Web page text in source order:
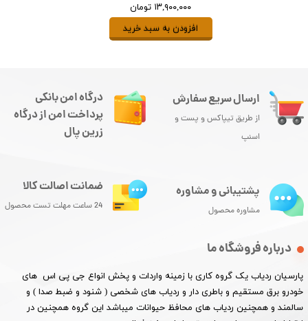
۱۳,۹۰۰,۰۰۰ تومان
افزودن به سبد خرید
ارسال سریع سفارش
از طریق تیپاکس و پست و
اسنپ
درباره فروشگاه ما
پارسیان ردیاب یک گروه کاری با زمینه واردات و پخش انواع جی پی اس های
خودرو برق مستقیم و باطری دار و ردیاب های شخصی ( شنود و ضبط صدا ) و
سالمند و همچنین ردیاب های محافظ حیوانات میباشد این گروه همچنین در
درگاه امن بانکی
پرداخت امن از درگاه
زرین پال
پشتیبانی و مشاوره
مشاوره محصول
ضمانت اصالت کالا
24 ساعت مهلت تست محصول